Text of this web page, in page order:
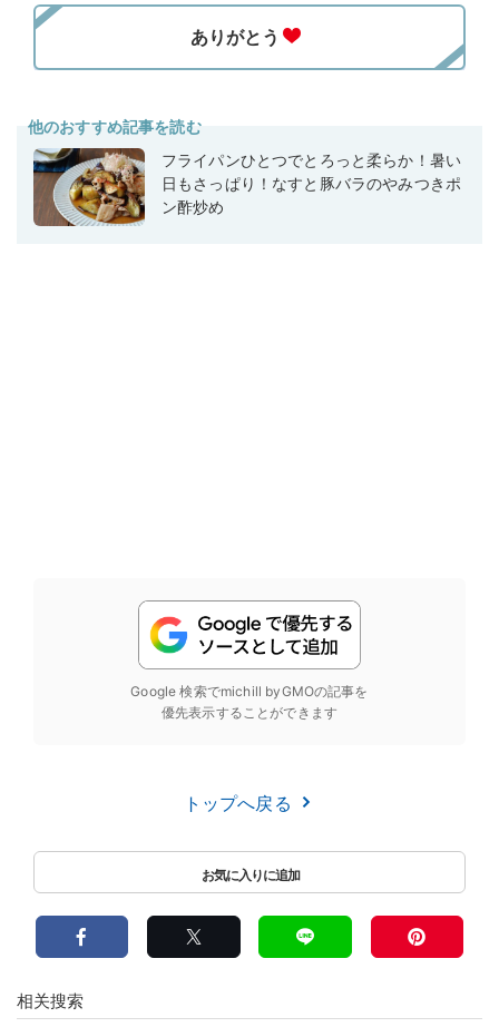
他のおすすめ記事を読む
フライパンひとつでとろっと柔らか！暑い
日もさっぱり！なすと豚バラのやみつきポ
ン酢炒め
Google 検索でmichill byGMOの記事を
優先表示することができます
トップへ戻る